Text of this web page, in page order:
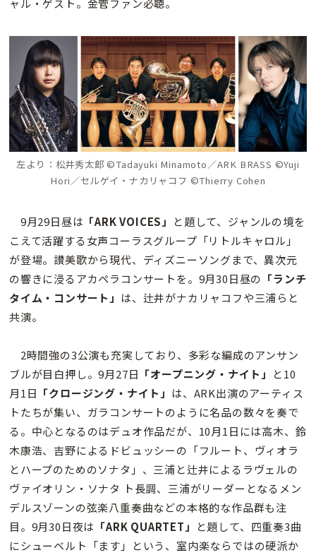
ャル・ゲスト。金管ファン必聴。
左より：松井秀太郎 ©Tadayuki Minamoto／ARK BRASS ©Yuji
Hori／セルゲイ・ナカリャコフ ©Thierry Cohen
9月29日昼は 「ARK VOICES」
と題して、ジャンルの境を
こえて活躍する女声コーラスグループ「リトルキャロル」
が登場。讃美歌から現代、ディズニーソングまで、異次元
の響きに浸るアカペラコンサートを。9月30日昼の 「ランチ
タイム・コンサート」 は、辻井がナカリャコフや三浦らと
共演。
2時間強の3公演も充実しており、多彩な編成のアンサン
ブルが目白押し。9月27日 「オープニング・ナイト」
と10
月1日 「クロージング・ナイト」 は、ARK出演のアーティス
トたちが集い、ガラコンサートのように名品の数々を奏で
る。中心となるのはデュオ作品だが、10月1日には高木、鈴
木康浩、吉野によるドビュッシーの「フルート、ヴィオラ
とハープのためのソナタ」、三浦と辻井によるラヴェルの
ヴァイオリン・ソナタ ト長調、三浦がリーダーとなるメン
デルスゾーンの弦楽八重奏曲などの本格的な作品群も注
目。9月30日夜は 「ARK QUARTET」
と題して、四重奏3曲
にシューベルト「ます」という、室内楽ならではの硬派か